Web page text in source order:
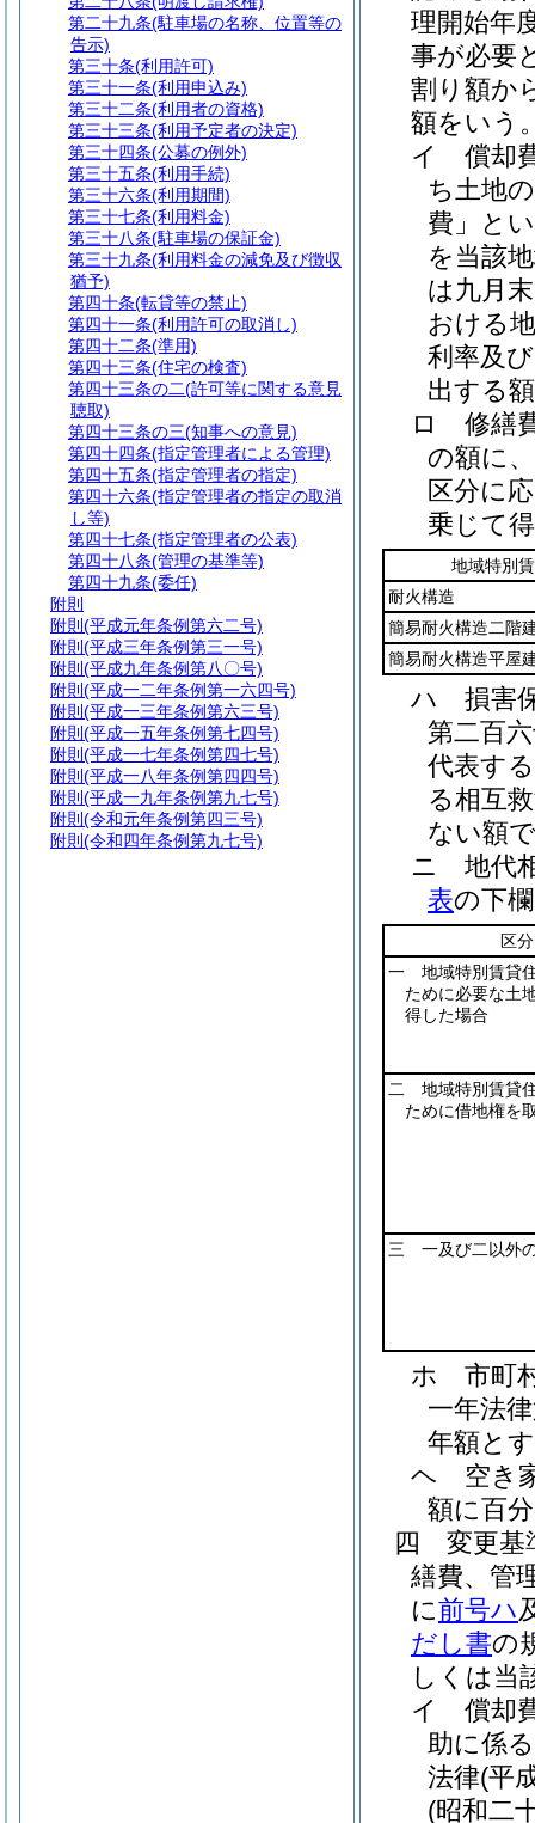
理開始年
事が必要
割り額か
額をいう
イ
償却
ち土地
費」と
を当該
は九月
おける
利率及
出する
ロ
修繕
の額に、
区分に
乗じて
地域特別
耐火構造
簡易耐火構造二階
簡易耐火構造平屋
ハ
損害
第二百
代表す
る相互
ない額
ニ
地代
表の下
区分
一 地域特別賃貸
ために必要な土
得した場合
二 地域特別賃貸
ために借地権を
三 一及び二以外
ホ
市町
一年法
年額と
ヘ
空き
額に百
四
変更
繕費、管
に前号ハ
だし書の
しくは当
イ
償却
助に係
法律(平
(昭和二
第二十九条(駐車場の名称、位置等の
告示)
第三十条(利用許可)
第三十一条(利用申込み)
第三十二条(利用者の資格)
第三十三条(利用予定者の決定)
第三十四条(公募の例外)
第三十五条(利用手続)
第三十六条(利用期間)
第三十七条(利用料金)
第三十八条(駐車場の保証金)
第三十九条(利用料金の減免及び徴収
猶予)
第四十条(転貸等の禁止)
第四十一条(利用許可の取消し)
第四十二条(準用)
第四十三条(住宅の検査)
第四十三条の二(許可等に関する意見
聴取)
第四十三条の三(知事への意見)
第四十四条(指定管理者による管理)
第四十五条(指定管理者の指定)
第四十六条(指定管理者の指定の取消
し等)
第四十七条(指定管理者の公表)
第四十八条(管理の基準等)
第四十九条(委任)
附則
附則 (平成元年条例第六二号)
附則 (平成三年条例第三一号)
附則 (平成九年条例第八〇号)
附則 (平成一二年条例第一六四号)
附則 (平成一三年条例第六三号)
附則 (平成一五年条例第七四号)
附則 (平成一七年条例第四七号)
附則 (平成一八年条例第四四号)
附則 (平成一九年条例第九七号)
附則 (令和元年条例第四三号)
附則 (令和四年条例第九七号)